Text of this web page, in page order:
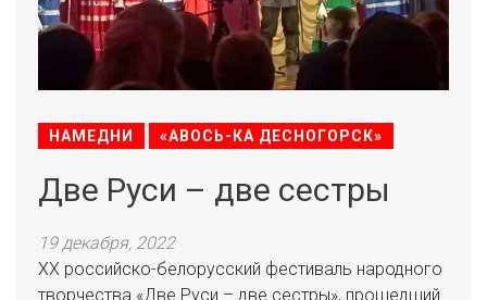
НАМЕДНИ «АВОСЬ-КА ДЕСНОГОРСК»
Две Руси – две сестры
19 декабря, 2022
XX российско-белорусский фестиваль народного
творчества «Две Руси – две сестры», прошедший